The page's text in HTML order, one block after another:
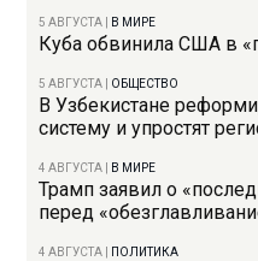
5 АВГУСТА В МИРЕ
Куба обвинила США в
5 АВГУСТА ОБЩЕСТВО
В Узбекистане
систему и упростят
4 АВГУСТА В МИРЕ
Трамп заявил о
перед
4 АВГУСТА ПОЛИТИКА